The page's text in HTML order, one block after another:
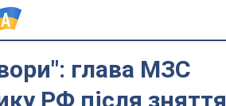
глава МЗС
РФ після зняття